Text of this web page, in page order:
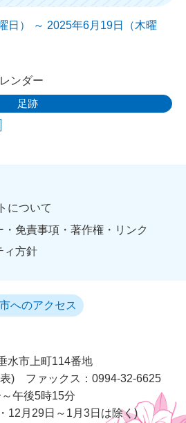
日） ～ 2025年6月19日（木曜
ンダー
足跡
について
免責事項・著作権・リンク
ィ方針
へのアクセス
水市上町114番地
)
ファックス：0994-32-6625
午後5時15分
12月29日～1月3日は除く)